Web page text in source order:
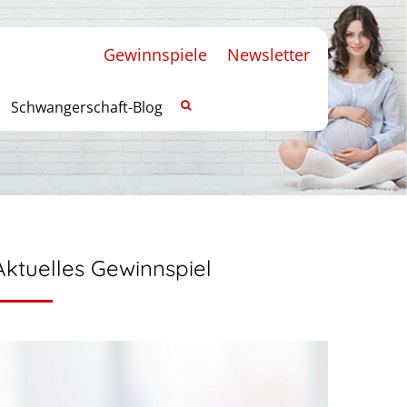
Gewinnspiele Newsletter
Schwangerschaft-Blog
Gewinnspiel